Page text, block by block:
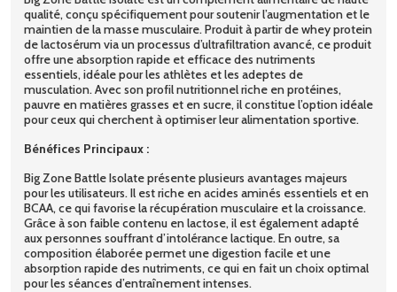
qualité, conçu spécifiquement pour soutenir l’augmentation et le
maintien de la masse musculaire. Produit à partir de whey protein
de lactosérum via un processus d’ultrafiltration avancé, ce produit
offre une absorption rapide et efficace des nutriments
essentiels, idéale pour les athlètes et les adeptes de
musculation. Avec son profil nutritionnel riche en protéines,
pauvre en matières grasses et en sucre, il constitue l’option idéale
pour ceux qui cherchent à optimiser leur alimentation sportive.
Bénéfices Principaux :
Big Zone Battle Isolate présente plusieurs avantages majeurs
pour les utilisateurs. Il est riche en acides aminés essentiels et en
BCAA, ce qui favorise la récupération musculaire et la croissance.
Grâce à son faible contenu en lactose, il est également adapté
aux personnes souffrant d’intolérance lactique. En outre, sa
composition élaborée permet une digestion facile et une
absorption rapide des nutriments, ce qui en fait un choix optimal
pour les séances d’entraînement intenses.